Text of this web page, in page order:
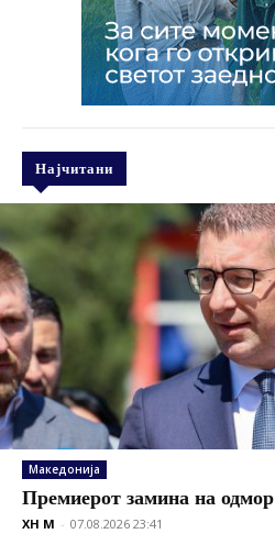
Најчитани
Македонија
Премиерот замина на одмор
XH M - 07.08.2026 23:41